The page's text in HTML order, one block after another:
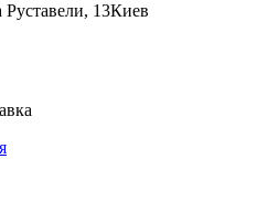
13Киев